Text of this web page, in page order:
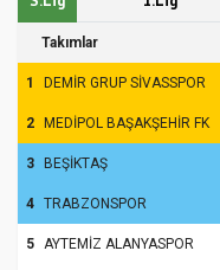
Takımlar
1 DEMİR GRUP SİVASSPOR
2 MEDİPOL BAŞAKŞEHİR FK
3 BEŞİKTAŞ
4 TRABZONSPOR
5 AYTEMİZ ALANYASPOR